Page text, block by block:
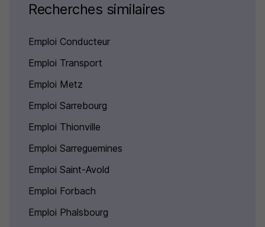
Recherches similaires
Emploi Conducteur
Emploi Transport
Emploi Metz
Emploi Sarrebourg
Emploi Thionville
Emploi Sarreguemines
Emploi Saint-Avold
Emploi Forbach
Emploi Phalsbourg